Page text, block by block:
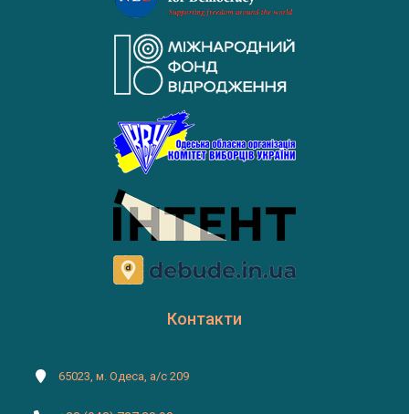
Контакти
65023, м. Одеса, а/с 209